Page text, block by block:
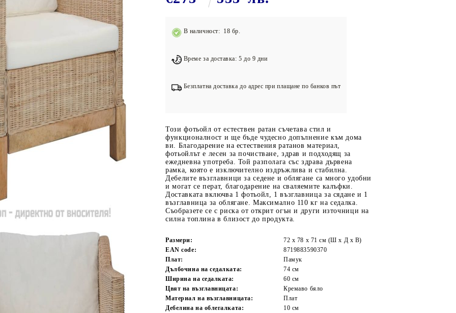
Подложки за фитнес уреди
В наличност: 18 бр.
Време за доставка: 5 до 9 дни
Безплатна доставка до адрес при плащане по банков път
Този фотьойл от естествен ратан съчетава стил и
функционалност и ще бъде чудесно допълнение към дома
ви. Благодарение на естествения ратанов материал,
фотьойлът е лесен за почистване, здрав и подходящ за
ежедневна употреба. Той разполага със здрава дървена
рамка, която е изключително издръжлива и стабилна.
Дебелите възглавници за седене и облягане са много удобни
и могат се перат, благодарение на сваляемите калъфки.
Доставката включва 1 фотьойл, 1 възглавница за сядане и 1
възглавница за облягане. Максимално 110 кг на седалка.
Съобразете се с риска от открит огън и други източници на
силна топлина в близост до продукта.
Размери:
72 x 78 x 71 см (Ш x Д x В)
EAN code:
8719883590370
Плат:
Памук
Дълбочина на седалката:
74 см
Ширина на седалката:
60 см
Цвят на възглавницата:
Кремаво бяло
Материал на възглавницата:
Плат
Дебелина на облегалката:
10 см